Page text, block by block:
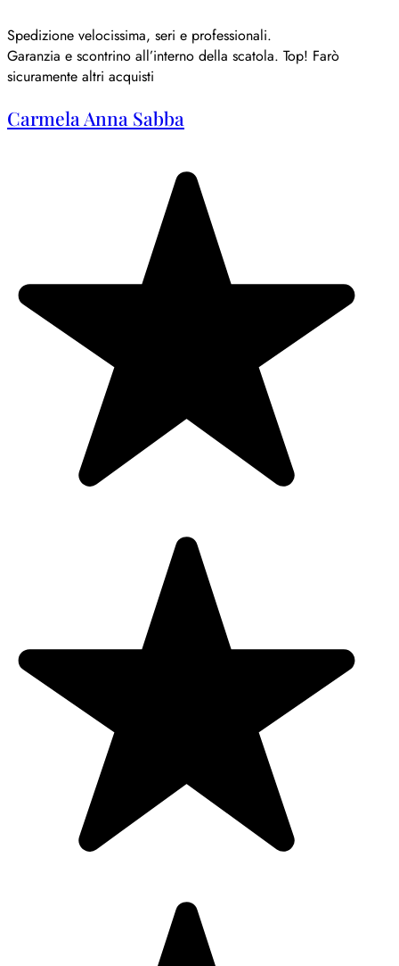
Spedizione velocissima, seri e professionali.
Garanzia e scontrino all’interno della scatola. Top! Farò
sicuramente altri acquisti
Carmela Anna Sabba